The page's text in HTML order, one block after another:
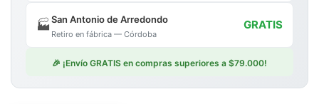
🏭San Antonio de Arredondo
Retiro en fábrica — Córdoba
GRATIS
🎉 ¡Envío GRATIS en compras superiores a $79.000!